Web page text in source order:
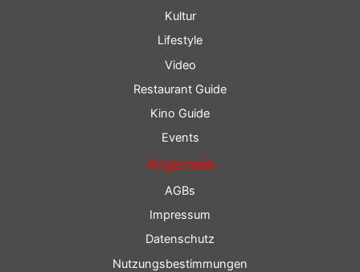
Kultur
Lifestyle
Video
Restaurant Guide
Kino Guide
Events
Allgemein
AGBs
Impressum
Datenschutz
Nutzungsbestimmungen